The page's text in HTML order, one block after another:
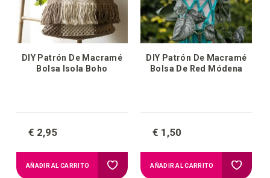
deseos deseos
DIY Patrón De Macramé
Bolsa Isola Boho
€ 2,95
AÑADIR AL CARRITO Añadir
DIY Patrón De Macramé
Bolsa De Red Módena
€ 1,50
AÑADIR AL CARRITO Añadir